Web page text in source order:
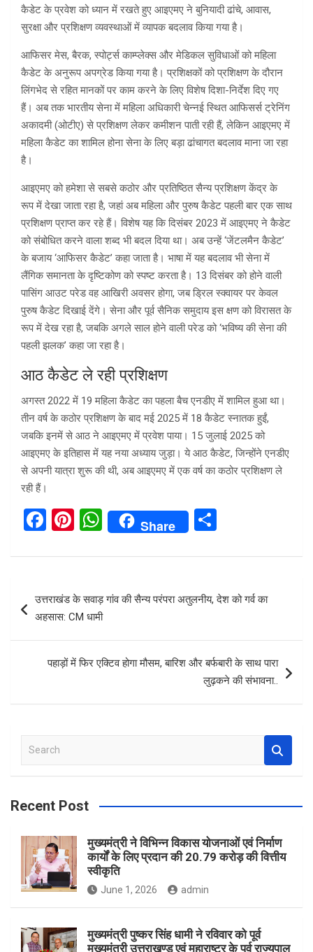
कैडेट के प्रवेश को ध्यान में रखते हुए आइएमए ने बुनियादी ढांचे, आवास,
सुरक्षा और प्रशिक्षण व्यवस्थाओं में व्यापक बदलाव किया गया है।
आफिसर मेस, बैरक, स्पोर्ट्स काम्प्लेक्स और मेडिकल सुविधाओं को महिला
कैडेट के अनुरूप अपग्रेड किया गया है। प्रशिक्षकों को प्रशिक्षण के दौरान
लिंगभेद से रहित मानकों पर काम करने के लिए विशेष दिशा-निर्देश दिए गए
हैं। अब तक भारतीय सेना में महिला अधिकारी चेन्नई स्थित आफिसर्स ट्रेनिंग
अकादमी (ओटीए) से प्रशिक्षण लेकर कमीशन पाती रही हैं, लेकिन आइएमए में
महिला कैडेट का शामिल होना सेना के लिए बड़ा ढांचागत बदलाव माना जा रहा
है।
आइएमए को हमेशा से सबसे कठोर और प्रतिष्ठित सैन्य प्रशिक्षण केंद्र के
रूप में देखा जाता रहा है, जहां अब महिला और पुरुष कैडेट पहली बार एक साथ
प्रशिक्षण प्राप्त कर रहे हैं। विशेष यह कि दिसंबर 2023 में आइएमए ने कैडेट
को संबोधित करने वाला शब्द भी बदल दिया था। अब उन्हें ‘जेंटलमैन कैडेट’
के बजाय ‘आफिसर कैडेट’ कहा जाता है। भाषा में यह बदलाव भी सेना में
लैंगिक समानता के दृष्टिकोण को स्पष्ट करता है। 13 दिसंबर को होने वाली
पासिंग आउट परेड वह आखिरी अवसर होगा, जब ड्रिल स्क्वायर पर केवल
पुरुष कैडेट दिखाई देंगे। सेना और पूर्व सैनिक समुदाय इस क्षण को विरासत के
रूप में देख रहा है, जबकि अगले साल होने वाली परेड को ‘भविष्य की सेना की
पहली झलक’ कहा जा रहा है।
आठ कैडेट ले रही प्रशिक्षण
अगस्त 2022 में 19 महिला कैडेट का पहला बैच एनडीए में शामिल हुआ था।
तीन वर्ष के कठोर प्रशिक्षण के बाद मई 2025 में 18 कैडेट स्नातक हुईं,
जबकि इनमें से आठ ने आइएमए में प्रवेश पाया। 15 जुलाई 2025 को
आइएमए के इतिहास में यह नया अध्याय जुड़ा। ये आठ कैडेट, जिन्होंने एनडीए
से अपनी यात्रा शुरू की थी, अब आइएमए में एक वर्ष का कठोर प्रशिक्षण ले
रही हैं।
F
ce
o
k
Pi
er
es
t
W
at
s
A
p
Share
ar
e
navigation
उत्तराखंड के सवाड़ गांव की सैन्य परंपरा अतुलनीय, देश को गर्व का
अहसास: CM धामी
पहाड़ों में फिर एक्टिव होगा मौसम, बारिश और बर्फबारी के साथ पारा
लुढ़कने की संभावना..
a
c
Recent Post
मुख्यमंत्री ने विभिन्न विकास योजनाओं एवं निर्माण
कार्यों के लिए प्रदान की 20.79 करोड़ की वित्तीय
स्वीकृति
June 1, 2026 admin
मुख्यमंत्री पुष्कर सिंह धामी ने रविवार को पूर्व
मुख्यमंत्री उत्तराखण्ड एवं महाराष्ट्र के पूर्व राज्यपाल